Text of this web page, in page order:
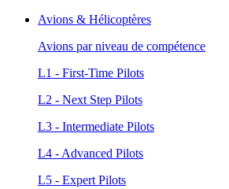
Avions & Hélicoptères
Avions par niveau de compétence
L1 - First-Time Pilots
L2 - Next Step Pilots
L3 - Intermediate Pilots
L4 - Advanced Pilots
L5 - Expert Pilots